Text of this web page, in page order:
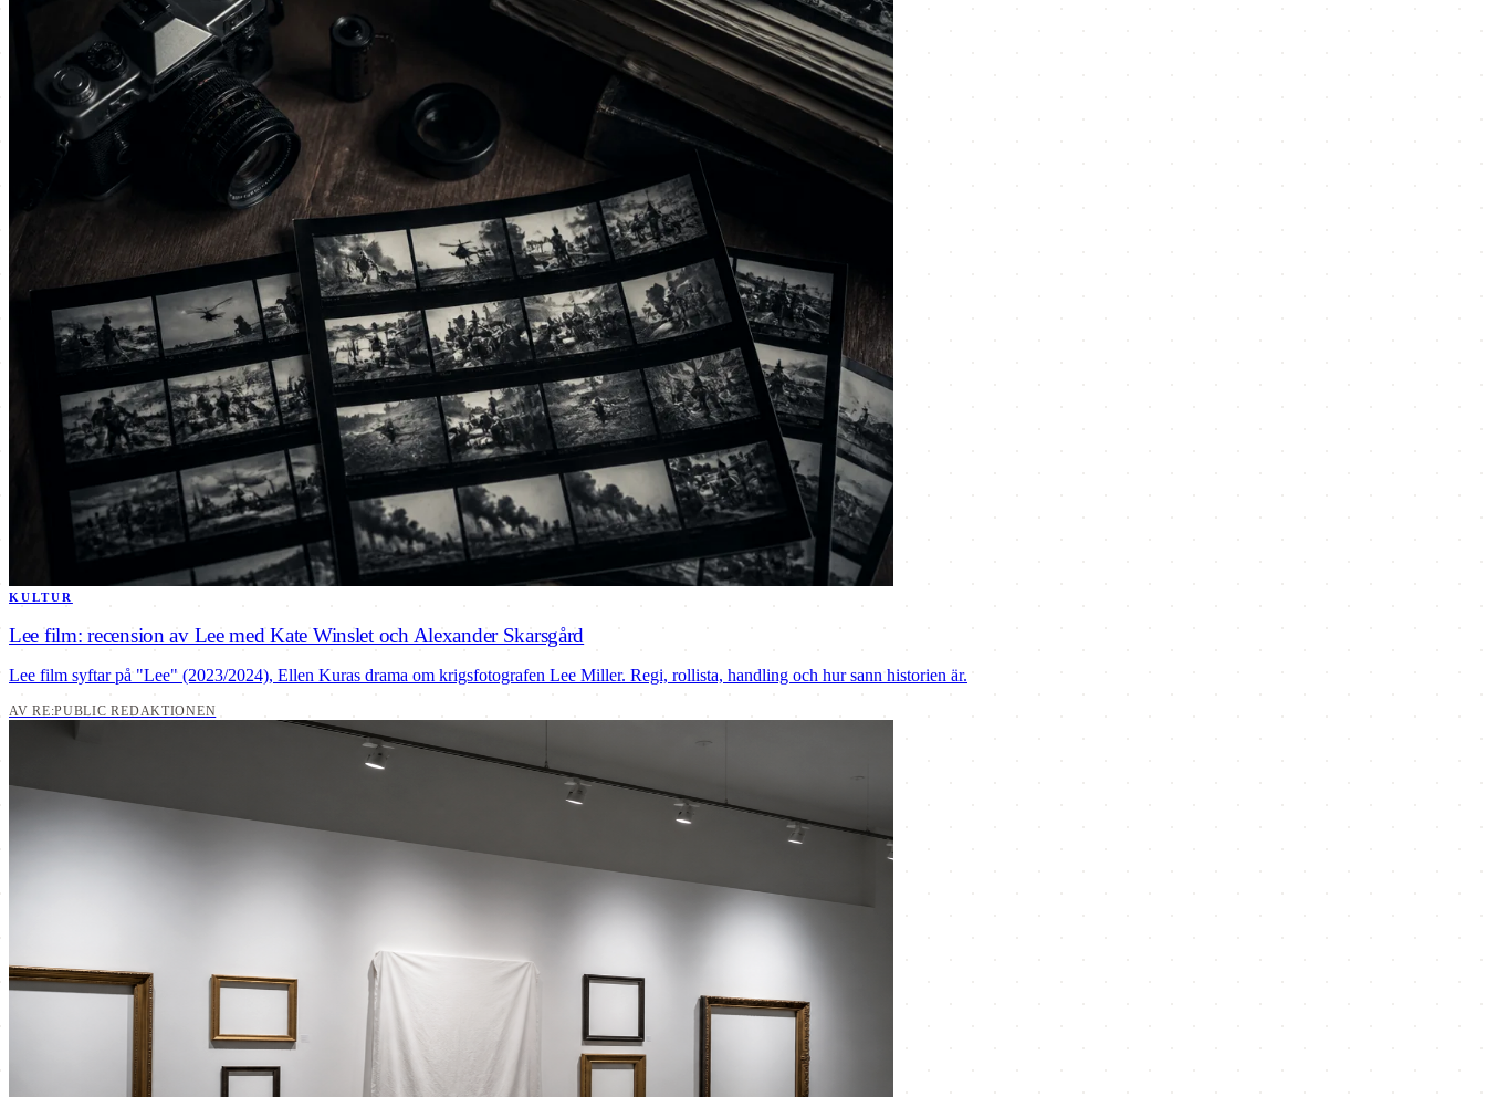
KULTUR
Lee film: recension av Lee med Kate Winslet och Alexander Skarsgård
Lee film syftar på "Lee" (2023/2024), Ellen Kuras drama om krigsfotografen Lee Miller. Regi, rollista, handling och hur sann historien är.
AV RE:PUBLIC REDAKTIONEN